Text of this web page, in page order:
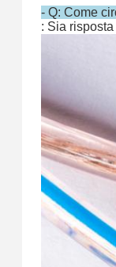
- Q: Come
: Sia